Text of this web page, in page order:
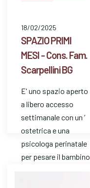
18/02/2025
SPAZIO PRIMI
MESI - Cons. Fam.
Scarpellini BG
E' uno spazio aperto
a libero accesso
settimanale con un ’
ostetrica e una
psicologa perinatale
per pesare il bambino